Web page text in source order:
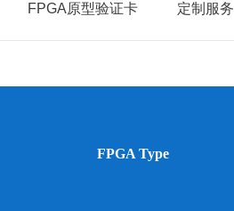
FPGA原型验证卡 定制服务
FPGA Type